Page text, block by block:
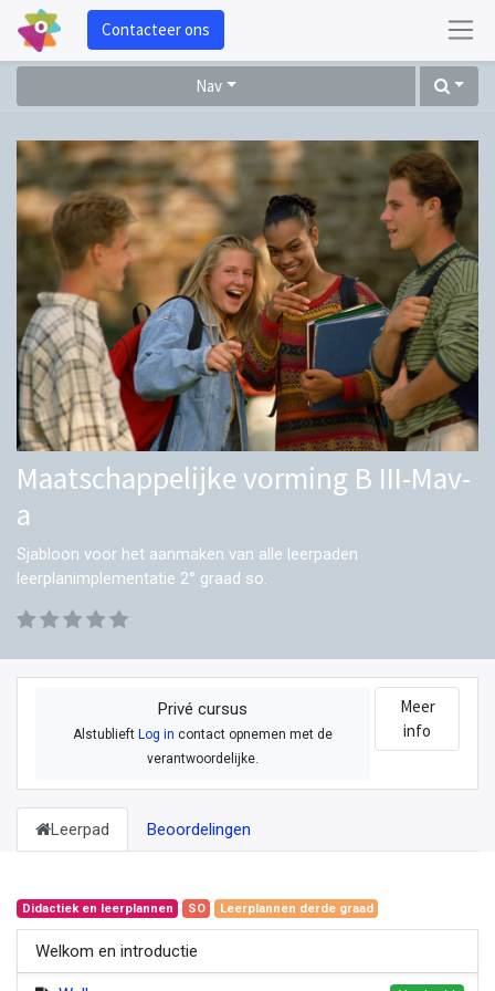
Contacteer ons
Nav
Maatschappelijke vorming B III-Mav-
a
Sjabloon voor het aanmaken van alle leerpaden
leerplanimplementatie 2° graad so.
Privé cursus
AlstublieftLog in contact opnemen met de
verantwoordelijke.
Meer
info
Leerpad Beoordelingen
Didactiek en leerplannen SO Leerplannen derde graad
Welkom en introductie